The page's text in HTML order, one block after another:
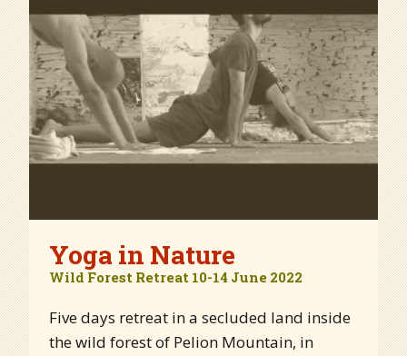
Yoga in Nature
Wild Forest Retreat 10-14 June 2022
Five days retreat in a secluded land inside
the wild forest of Pelion Mountain, in